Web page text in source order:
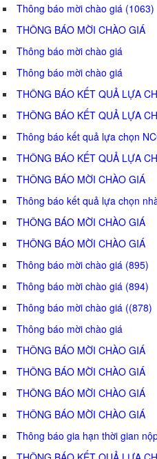
Thông báo mời chào giá (1063)
THÔNG BÁO MỜI CHÀO GIÁ
Thông báo mời chào giá
Thông báo mời chào giá
THÔNG BÁO KẾT QUẢ LỰA
THÔNG BÁO KẾT QUẢ LỰA
Thông báo kết quả lựa chọn
THÔNG BÁO KẾT QUẢ LỰA
THÔNG BÁO MỜI CHÀO GIÁ
Thông báo kết quả lựa chọn
THÔNG BÁO MỜI CHÀO GIÁ
THÔNG BÁO MỜI CHÀO GIÁ
Thông báo mời chào giá (895)
Thông báo mời chào giá (894)
Thông báo mời chào giá ((878)
Thông báo mời chào giá
THÔNG BÁO MỜI CHÀO GIÁ
THÔNG BÁO MỜI CHÀO GIÁ
THÔNG BÁO MỜI CHÀO GIÁ
THÔNG BÁO MỜI CHÀO GIÁ
Thông báo gia hạn thời gian